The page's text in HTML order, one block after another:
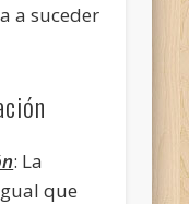
a suceder
: La
que